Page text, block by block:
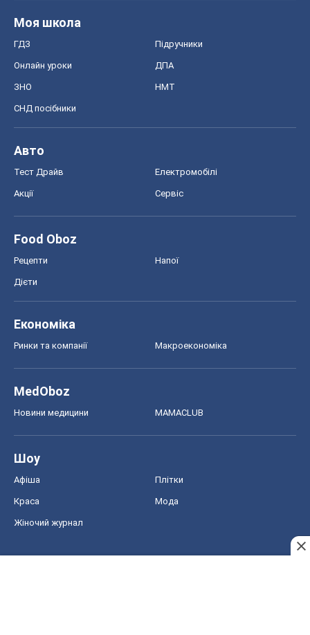
Моя школа
ГДЗ Підручники
Онлайн уроки ДПА
ЗНО НМТ
СНД посібники
Авто
Тест Драйв Електромобілі
Акції Сервіс
Food Oboz
Рецепти Напої
Дієти
Економіка
Ринки та компанії Макроекономіка
MedOboz
Новини медицини MAMACLUB
Шоу
Афіша Плітки
Краса Мода
Жіночий журнал